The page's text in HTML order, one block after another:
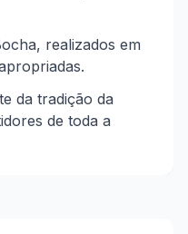
realizados em
da tradição da
de toda a